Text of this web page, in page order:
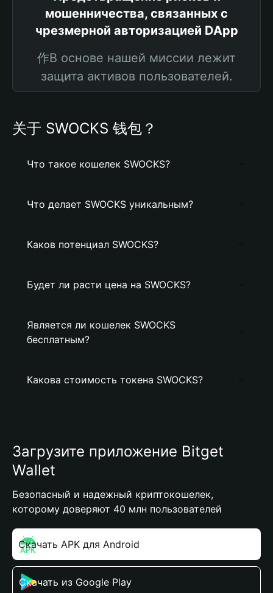
мошенничества, связанных с
чрезмерной авторизацией DApp
作В основе нашей миссии лежит
защита активов пользователей.
关于 SWOCKS 钱包？
Что такое кошелек SWOCKS?
Что делает SWOCKS уникальным?
Каков потенциал SWOCKS?
Будет ли расти цена на SWOCKS?
Является ли кошелек SWOCKS
бесплатным?
Какова стоимость токена SWOCKS?
Загрузите приложение Bitget
Wallet
Безопасный и надежный криптокошелек,
которому доверяют 40 млн пользователей
Скачать APK для Android
Скачать из Google Play